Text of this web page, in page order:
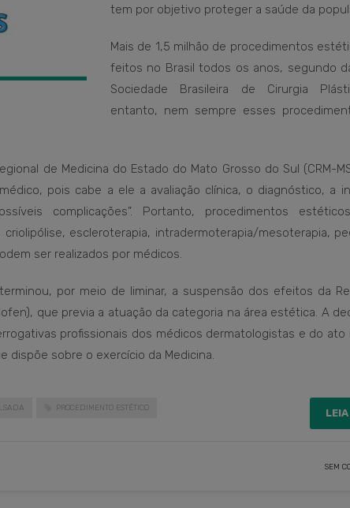
tem por objetivo proteger a saúde da
Mais de 1,5 milhão de procedimentos
feitos no Brasil todos os anos, segundo
Sociedade Brasileira de Cirurgia
entanto, nem sempre esses
de Medicina do Estado do Mato Grosso do Sul (CRM-
pois cabe a ele a avaliação clínica, o diagnóstico, a
complicações”. Portanto, procedimentos
escleroterapia, intradermoterapia/mesoterapia,
ser realizados por médicos.
por meio de liminar, a suspensão dos efeitos da
que previa a atuação da categoria na área estética. A
profissionais dos médicos dermatologistas e do ato
dispõe sobre o exercício da Medicina.
PROCEDIMENTO ESTÉTICO
SEM